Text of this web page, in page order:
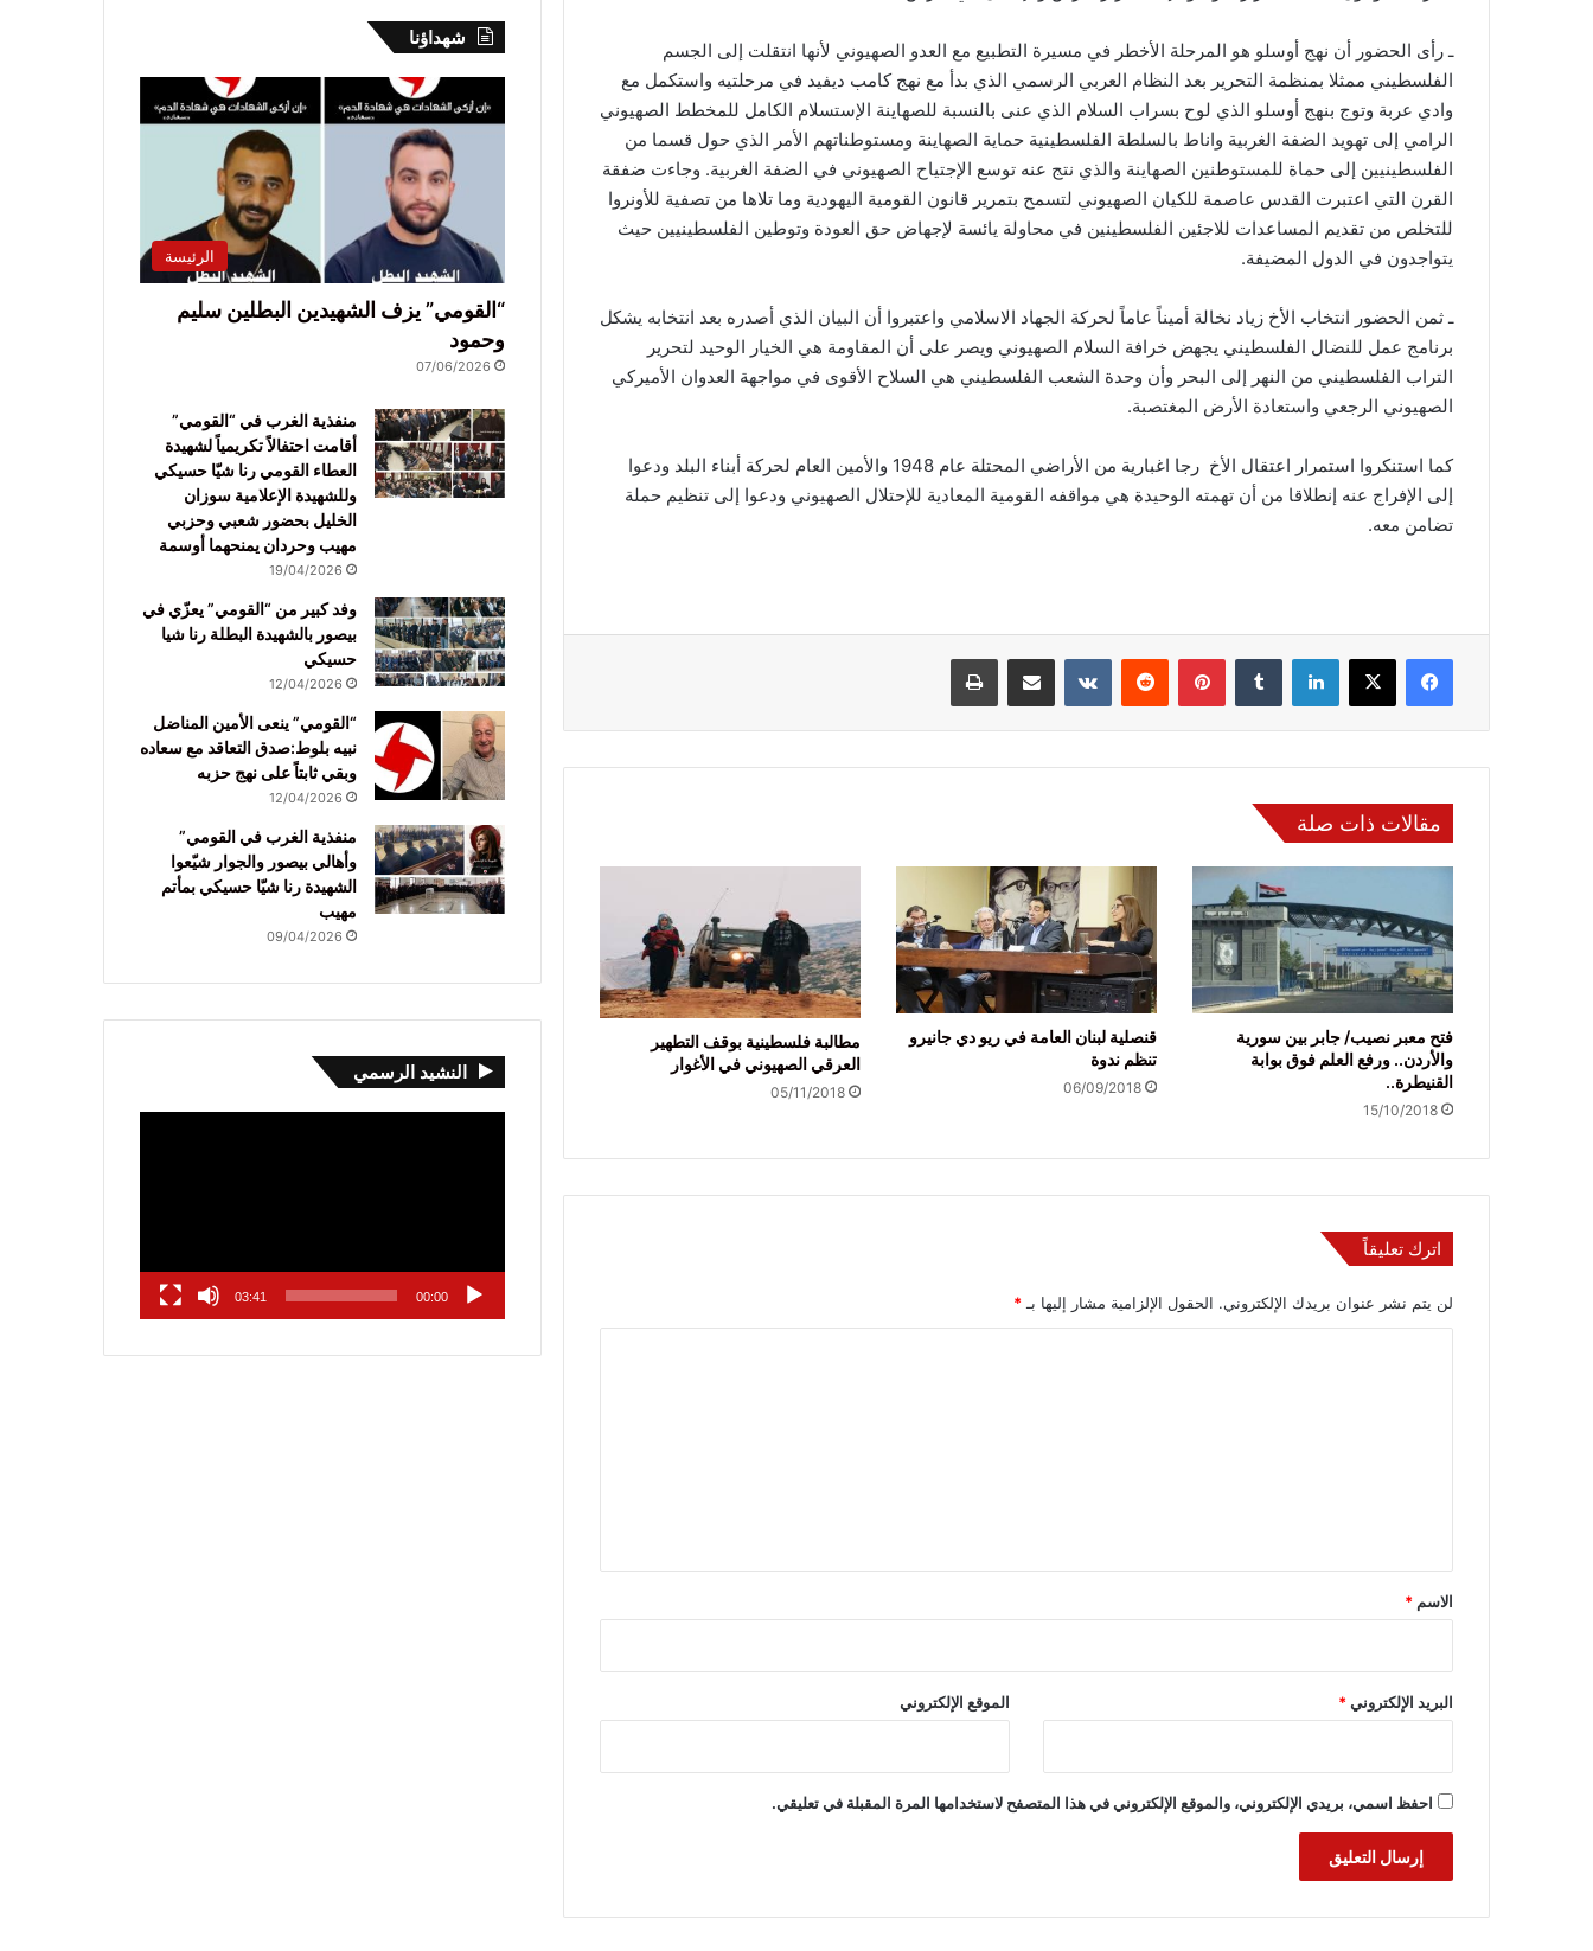
ـ رأى الحضور أن نهج أوسلو هو المرحلة الأخطر في مسيرة التطبيع مع العدو الصهيوني لأنها انتقلت إلى الجسم
الفلسطيني ممثلا بمنظمة التحرير بعد النظام العربي الرسمي الذي بدأ مع نهج كامب ديفيد في مرحلتيه واستكمل مع
وادي عربة وتوج بنهج أوسلو الذي لوح بسراب السلام الذي عنى بالنسبة للصهاينة الإستسلام الكامل للمخطط الصهيوني
الرامي إلى تهويد الضفة الغربية واناط بالسلطة الفلسطينية حماية الصهاينة ومستوطناتهم الأمر الذي حول قسما من
الفلسطينيين إلى حماة للمستوطنين الصهاينة والذي نتج عنه توسع الإجتياح الصهيوني في الضفة الغربية. وجاءت ضفقة
القرن التي اعتبرت القدس عاصمة للكيان الصهيوني لتسمح بتمرير قانون القومية اليهودية وما تلاها من تصفية للأونروا
للتخلص من تقديم المساعدات للاجئين الفلسطينين في محاولة يائسة لإجهاض حق العودة وتوطين الفلسطينيين حيث
يتواجدون في الدول المضيفة.
ـ ثمن الحضور انتخاب الأخ زياد نخالة أميناً عاماً لحركة الجهاد الاسلامي واعتبروا أن البيان الذي أصدره بعد انتخابه يشكل
برنامج عمل للنضال الفلسطيني يجهض خرافة السلام الصهيوني ويصر على أن المقاومة هي الخيار الوحيد لتحرير
التراب الفلسطيني من النهر إلى البحر وأن وحدة الشعب الفلسطيني هي السلاح الأقوى في مواجهة العدوان الأميركي
الصهيوني الرجعي واستعادة الأرض المغتصبة.
كما استنكروا استمرار اعتقال الأخ رجا اغبارية من الأراضي المحتلة عام 1948 والأمين العام لحركة أبناء البلد ودعوا
إلى الإفراج عنه إنطلاقا من أن تهمته الوحيدة هي مواقفه القومية المعادية للإحتلال الصهيوني ودعوا إلى تنظيم حملة
تضامن معه.
فيسبوك لينكدإن بينتيريست
مقالات ذات صلة
فتح معبر نصيب/ جابر بين سورية
والأردن.. ورفع العلم فوق بوابة
القنيطرة..
15/10/2018
قنصلية لبنان العامة في ريو دي جانيرو
تنظم ندوة‎
06/09/2018
مطالبة فلسطينية بوقف التطهير
العرقي الصهيوني في الأغوار
05/11/2018
اترك تعليقاً
لن يتم نشر عنوان بريدك الإلكتروني. الحقول الإلزامية مشار إليها بـ*
*
الاسم *
البريد الإلكتروني* الموقع الإلكتروني
احفظ اسمي، بريدي الإلكتروني، والموقع الإلكتروني في هذا المتصفح لاستخدامها المرة المقبلة في تعليقي.
شهداؤنا
الرئيسة
“القومي” يزف الشهيدين البطلين سليم
وحمود
07/06/2026
منفذية الغرب في “القومي”
أقامت احتفالاً تكريمياً لشهيدة
العطاء القومي رنا شيّا حسيكي
وللشهيدة الإعلامية سوزان
الخليل بحضور شعبي وحزبي
مهيب وحردان يمنحهما أوسمة
19/04/2026
وفد كبير من “القومي” يعزّي في
بيصور بالشهيدة البطلة رنا شيا
حسيكي
12/04/2026
“القومي” ينعى الأمين المناضل
نبيه بلوط:صدق التعاقد مع سعاده
وبقي ثابتاً على نهج حزبه
12/04/2026
منفذية الغرب في القومي”
وأهالي بيصور والجوار شيّعوا
الشهيدة رنا شيّا حسيكي بمأتم
مهيب
09/04/2026
النشيد الرسمي
00:00
03:41